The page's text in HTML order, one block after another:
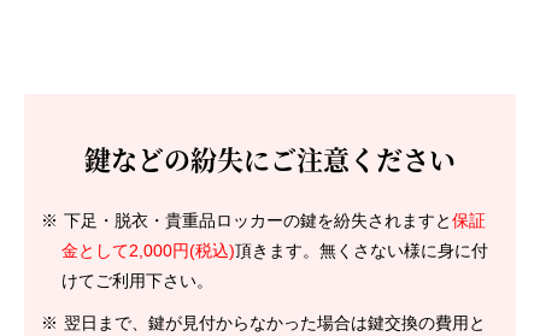
鍵などの紛失にご注意ください
下足・脱衣・貴重品ロッカーの鍵を紛失されますと保証
金として2,000円(税込)頂きます。無くさない様に身に付
けてご利用下さい。
翌日まで、鍵が見付からなかった場合は鍵交換の費用と